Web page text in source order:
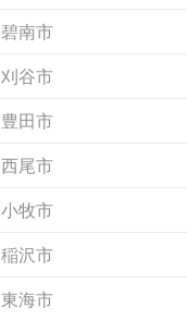
碧南市
刈谷市
豊田市
西尾市
小牧市
稲沢市
東海市